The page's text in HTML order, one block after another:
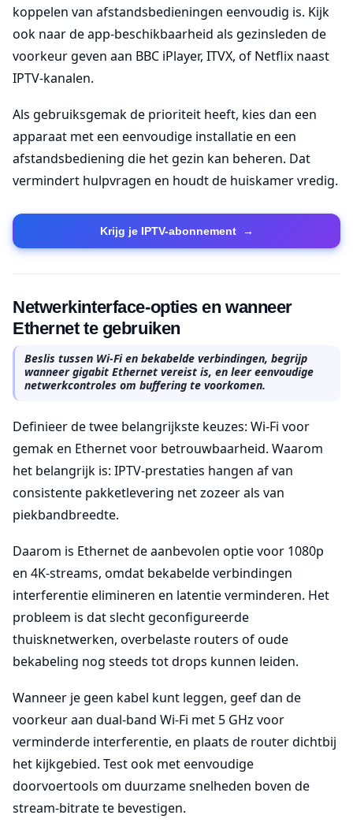
koppelen van afstandsbedieningen eenvoudig is. Kijk
ook naar de app-beschikbaarheid als gezinsleden de
voorkeur geven aan BBC iPlayer, ITVX, of Netflix naast
IPTV-kanalen.
Als gebruiksgemak de prioriteit heeft, kies dan een
apparaat met een eenvoudige installatie en een
afstandsbediening die het gezin kan beheren. Dat
vermindert hulpvragen en houdt de huiskamer vredig.
Krijg je IPTV-abonnement →
Netwerkinterface-opties en wanneer
Ethernet te gebruiken
Beslis tussen Wi-Fi en bekabelde verbindingen, begrijp
wanneer gigabit Ethernet vereist is, en leer eenvoudige
netwerkcontroles om buffering te voorkomen.
Definieer de twee belangrijkste keuzes: Wi-Fi voor
gemak en Ethernet voor betrouwbaarheid. Waarom
het belangrijk is: IPTV-prestaties hangen af van
consistente pakketlevering net zozeer als van
piekbandbreedte.
Daarom is Ethernet de aanbevolen optie voor 1080p
en 4K-streams, omdat bekabelde verbindingen
interferentie elimineren en latentie verminderen. Het
probleem is dat slecht geconfigureerde
thuisknetwerken, overbelaste routers of oude
bekabeling nog steeds tot drops kunnen leiden.
Wanneer je geen kabel kunt leggen, geef dan de
voorkeur aan dual-band Wi-Fi met 5 GHz voor
verminderde interferentie, en plaats de router dichtbij
het kijkgebied. Test ook met eenvoudige
doorvoertools om duurzame snelheden boven de
stream-bitrate te bevestigen.